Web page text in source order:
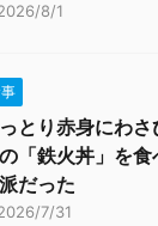
8/1
とり赤身にわ
「鉄火丼」を
だった
7/31